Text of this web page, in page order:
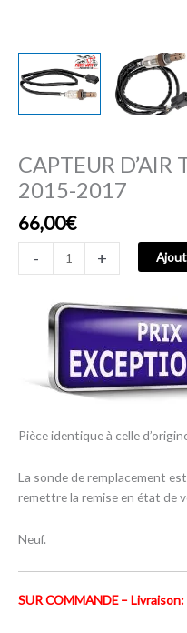
CAPTEUR
2015-2017
66,00€
- +
Pièce identique à celle
La sonde de remplacement
remettre la remise en état de
Neuf.
SUR COMMANDE –